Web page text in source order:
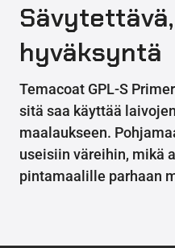
hyväksyntä
Temacoat GPL-S
sitä saa käyttää
maalaukseen.
useisiin väreihin, mikä
pintamaalille parhaan